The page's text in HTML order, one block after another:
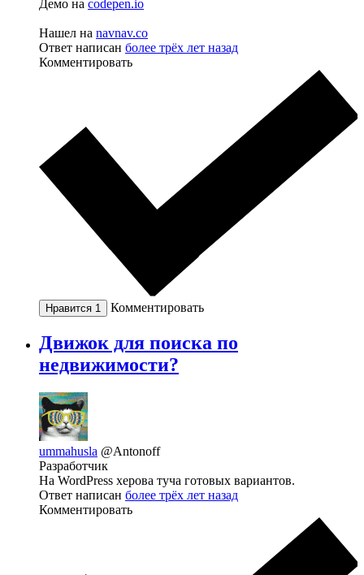
Демо на codepen.io
Нашел на navnav.co
Ответ написан более трёх лет назад
Комментировать
Нравится 1 Комментировать
Движок для поиска по
недвижимости?
ummahusla @Antonoff
Разработчик
На WordPress херова туча готовых вариантов.
Ответ написан более трёх лет назад
Комментировать